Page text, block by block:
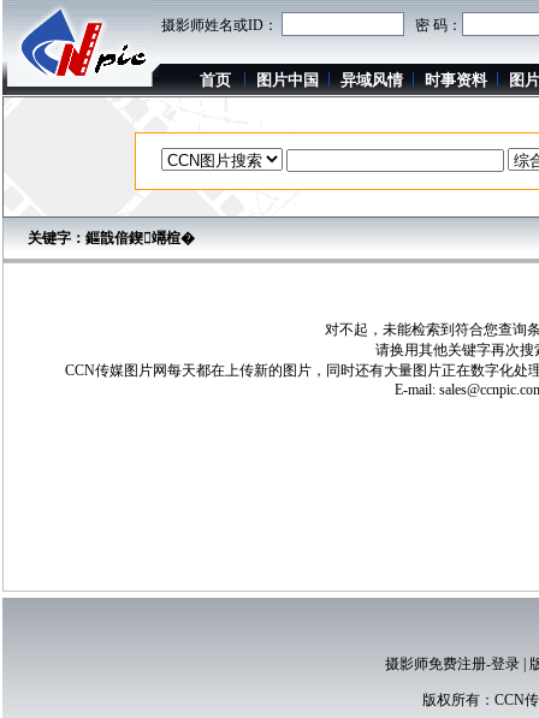
摄影师姓名或ID： 密 码：
首页 图片中国 异域风情 时事资料 图
关键字：鏂戠偣鍥竵楦�
对不起，未能检索到符合您查询
请换用其他关键字再次搜
CCN传媒图片网每天都在上传新的图片，同时还有大量图片正在数字化处
E-mail:
摄影师免费注册-登录|
版权所有： CCN